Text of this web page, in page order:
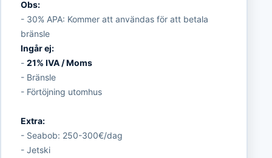
Obs:
- 30% APA: Kommer att användas för att betala
bränsle
Ingår ej:
- 21% IVA / Moms
- Bränsle
- Förtöjning utomhus
Extra:
- Seabob: 250-300€/dag
- Jetski